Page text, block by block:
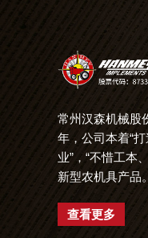
常州汉森机械股
年，公司本着“
业”，“不惜工本
新型农机具产品。
查看更多